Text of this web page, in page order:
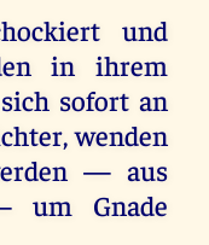
und
in ihrem
sofort an
wenden
— aus
um Gnade